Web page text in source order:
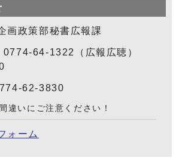
画政策部秘書広報課
0774-64-1322（広報広聴）
62-3830
違いにご注意ください！
ォーム